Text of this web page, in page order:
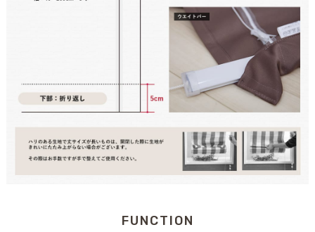
FUNCTION